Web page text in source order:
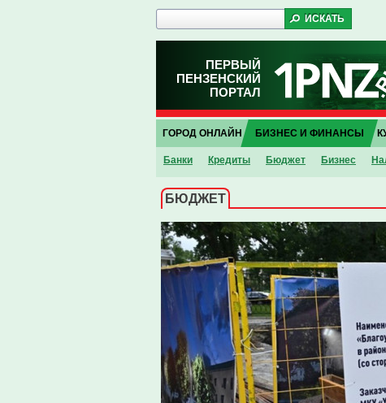
ПЕРВЫЙ
ПЕНЗЕНСКИЙ
ПОРТАЛ
ГОРОД ОНЛАЙН БИЗНЕС И ФИНАНСЫ
Банки Кредиты Бюджет Бизнес
БЮДЖЕТ